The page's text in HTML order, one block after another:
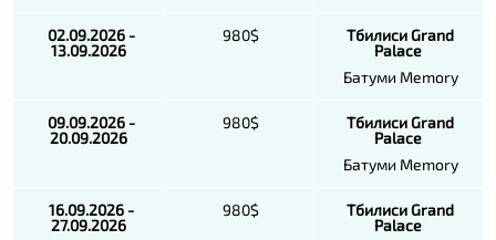
02.09.2026 -
13.09.2026
980$ ТбилисиGrand
Palace
Батуми Memory
09.09.2026 -
20.09.2026
980$ ТбилисиGrand
Palace
Батуми Memory
16.09.2026 -
27.09.2026
980$ ТбилисиGrand
Palace